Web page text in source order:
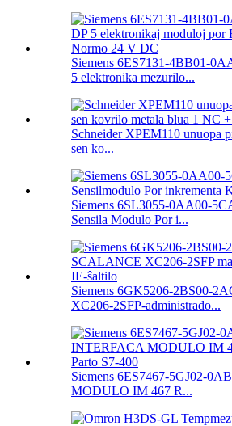
Siemens 6ES7131-4BB01-
5 elektronika mezurilo...
Schneider XPEM110 unuopa
sen ko...
Siemens 6SL3055-0AA00-
Sensila Modulo Por i...
Siemens 6GK5206-2BS00-
XC206-2SFP-administrado...
Siemens 6ES7467-5GJ02-
MODULO IM 467 R...